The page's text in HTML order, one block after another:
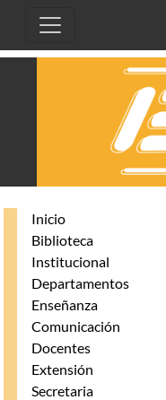
Inicio
Biblioteca
Institucional
Departamentos
Enseñanza
Comunicación
Docentes
Extensión
Secretaria